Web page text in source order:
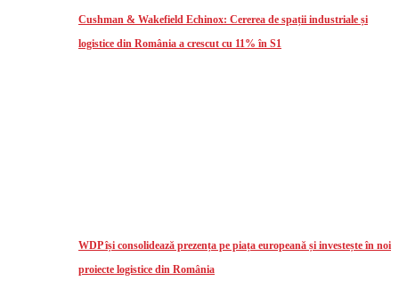
Cushman & Wakefield Echinox: Cererea de spații industriale și
logistice din România a crescut cu 11% în S1
WDP își consolidează prezența pe piața europeană și investește în noi
proiecte logistice din România